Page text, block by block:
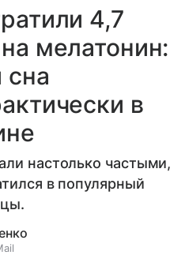
4,7
мелатонин:
сна
в
настолько частыми,
в популярный